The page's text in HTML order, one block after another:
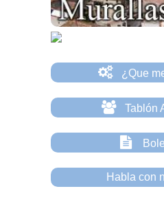
¿Que
Tablón
Habla con